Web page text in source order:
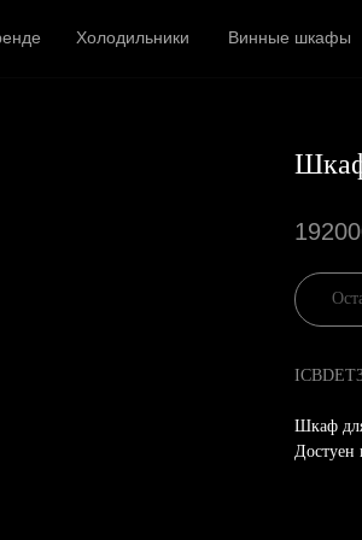
Холодильники Винные шкафы
Шкаф
Шкаф
Достуен